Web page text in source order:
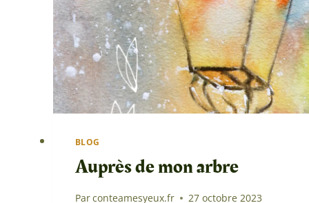
BLOG
Auprès de mon arbre
Parconteamesyeux.fr 27 octobre 2023